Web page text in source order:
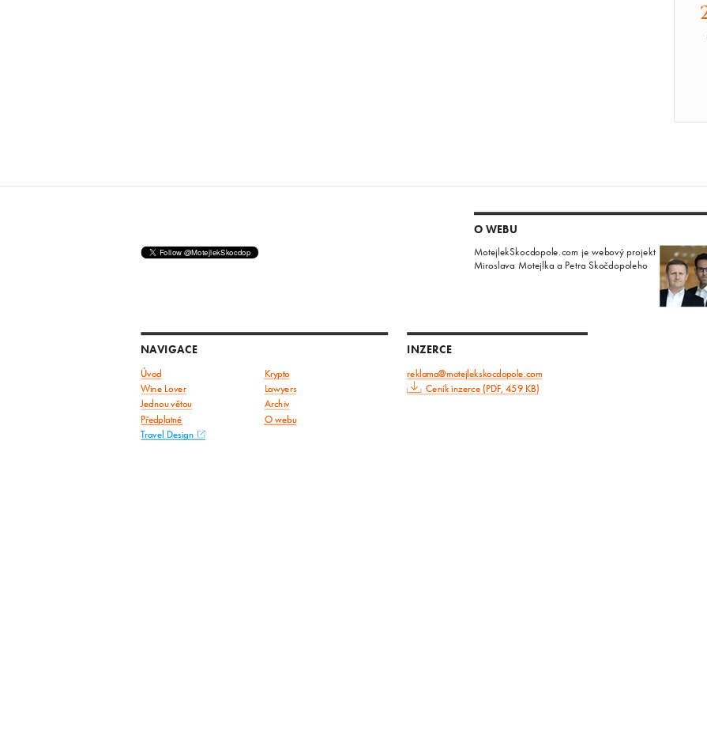
O WEBU
MotejlekSkocdopole.com je webový projekt
Miroslava Motejlka a Petra Skočdopoleho
NAVIGACE
Úvod Krypto
Wine Lover
Lawyers
Jednou větou
Archiv
Předplatné O webu
Travel Design
INZERCE
reklama@motejlekskocdopole.com
Ceník inzerce (PDF, 459 KB)